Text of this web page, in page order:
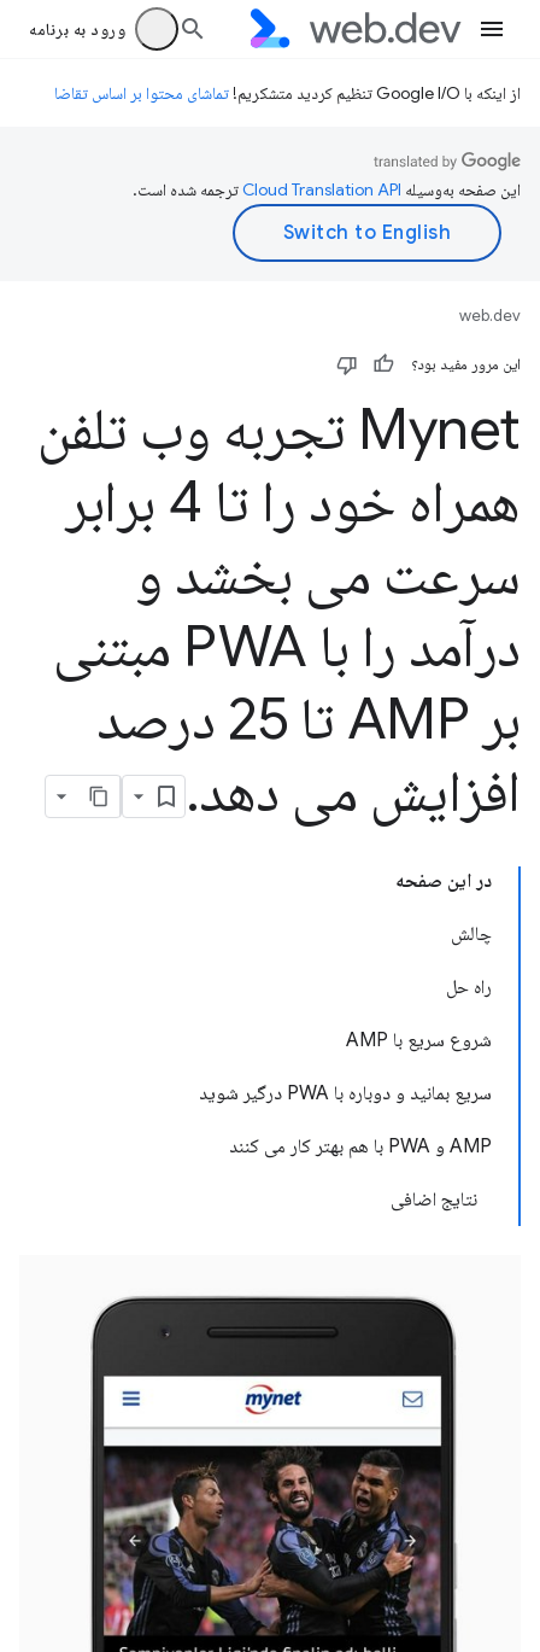
ورود به برنامه
از اینکه با Google I/O تنظیم کردید متشکریم! تماشای محتوا بر اساس تقاضا
این صفحه به‌وسیله ترجمه شده است.
web.dev
این مرور مفید بود؟
Mynet تجربه وب تلفن
همراه خود را تا 4 برابر
سرعت می بخشد و
درآمد را با PWA مبتنی
بر AMP تا 25 درصد
افزایش می دهد.
در این صفحه
چالش
راه حل
شروع سریع با AMP
سریع بمانید و دوباره با PWA درگیر شوید
AMP و PWA با هم بهتر کار می کنند
نتایج اضافی